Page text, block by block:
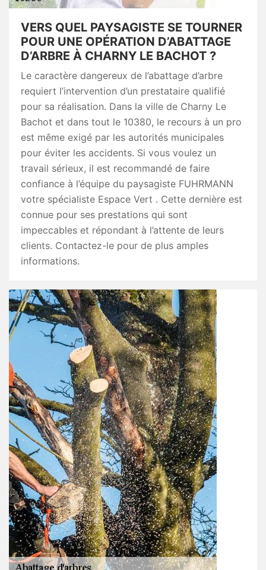
VERS QUEL PAYSAGISTE SE TOURNER
POUR UNE OPÉRATION D’ABATTAGE
D’ARBRE À CHARNY LE BACHOT ?
Le caractère dangereux de l’abattage d’arbre
requiert l’intervention d’un prestataire qualifié
pour sa réalisation. Dans la ville de Charny Le
Bachot et dans tout le 10380, le recours à un pro
est même exigé par les autorités municipales
pour éviter les accidents. Si vous voulez un
travail sérieux, il est recommandé de faire
confiance à l’équipe du paysagiste FUHRMANN
votre spécialiste Espace Vert . Cette dernière est
connue pour ses prestations qui sont
impeccables et répondant à l’attente de leurs
clients. Contactez-le pour de plus amples
informations.